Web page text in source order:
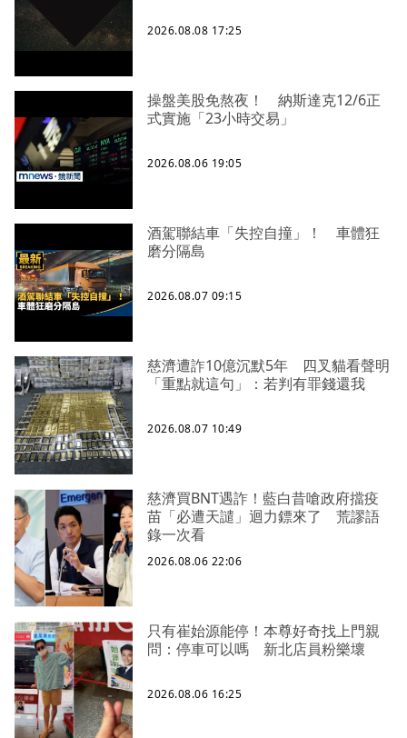
2026.08.08 17:25
操盤美股免熬夜！ 納斯達克12/6正
式實施「23小時交易」
2026.08.06 19:05
酒駕聯結車「失控自撞」！ 車體狂
磨分隔島
2026.08.07 09:15
慈濟遭詐10億沉默5年 四叉貓看聲明
「重點就這句」：若判有罪錢還我
2026.08.07 10:49
慈濟買BNT遇詐！藍白昔嗆政府擋疫
苗「必遭天譴」迴力鏢來了 荒謬語
錄一次看
2026.08.06 22:06
只有崔始源能停！本尊好奇找上門親
問：停車可以嗎 新北店員粉樂壞
2026.08.06 16:25